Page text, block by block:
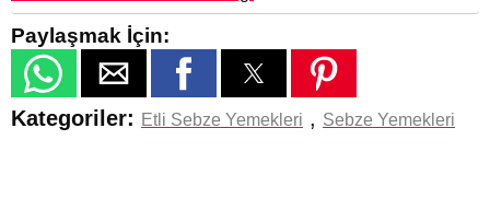
Paylaşmak İçin:
Kategoriler: Etli Sebze Yemekleri , Sebze Yemekleri